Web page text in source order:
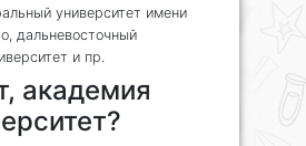
университет имени
дальневосточный
и пр.
академия